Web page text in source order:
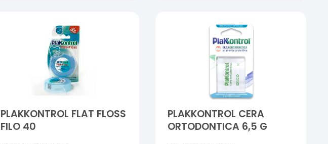
PLAKKONTROL FLAT FLOSS
FILO 40
PLAKKONTROL CERA
ORTODONTICA 6,5 G